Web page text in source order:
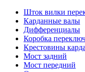
Шток вилки
Карданные валы
Дифференциалы
Коробка
Крестовины
Мост задний
Мост передний